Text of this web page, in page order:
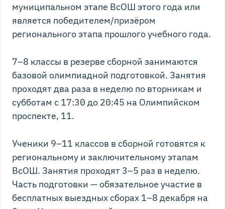
муниципальном этапе ВсОШ этого года или
является победителем/призёром
регионального этапа прошлого учебного года.
7–8 классы в резерве сборной занимаются
базовой олимпиадной подготовкой. Занятия
проходят два раза в неделю по вторникам и
субботам с 17:30 до 20:45 на Олимпийском
проспекте, 11.
Ученики 9–11 классов в сборной готовятся к
региональному и заключительному этапам
ВсОШ. Занятия проходят 3–5 раз в неделю.
Часть подготовки — обязательное участие в
бесплатных выездных сборах 1–8 декабря на